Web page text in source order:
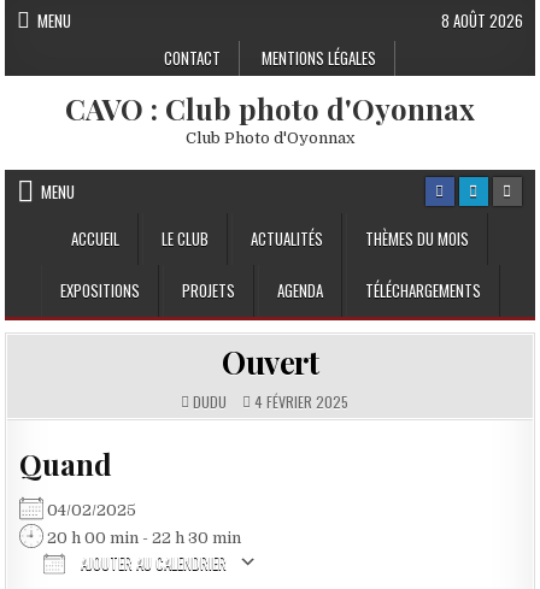
Skip to content
MENU
CONTACT
MENTIONS LÉGALES
8 AOÛT 2026
CAVO : Club photo d'Oyonnax
Club Photo d'Oyonnax
MENU
ACCUEIL
LE CLUB ACTUALITÉS THÈMES DU MOIS
EXPOSITIONS PROJETS AGENDA TÉLÉCHARGEMENTS
Ouvert
DUDU 4 FÉVRIER 2025
Quand
04/02/2025
20 h 00 min - 22 h 30 min
AJOUTER AU CALENDRIER